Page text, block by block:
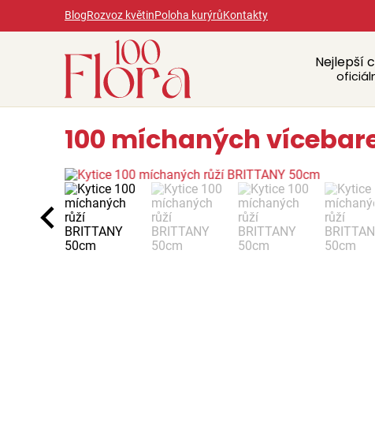
BlogRozvoz květinPoloha kurýrůKontakty
Nejlepší
100 míchaných